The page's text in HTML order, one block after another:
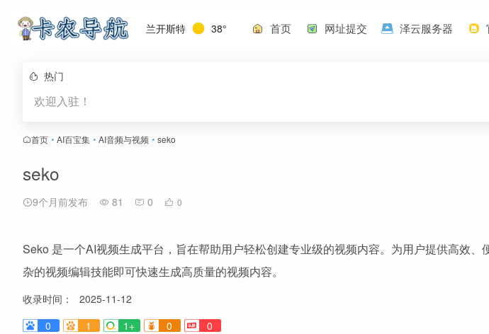
兰开斯特 38° 首页 网址提交 泽云服务器
热门
欢迎入驻！
首页 • AI百宝集 • AI音频与视频 • seko
seko
9个月前发布 81 0 0
Seko 是一个AI视频生成平台，旨在帮助用户轻松创建专业级的视频内容。为用户提供高效、
杂的视频编辑技能即可快速生成高质量的视频内容。
收录时间：
2025-11-12
0
1 1+ 0 0